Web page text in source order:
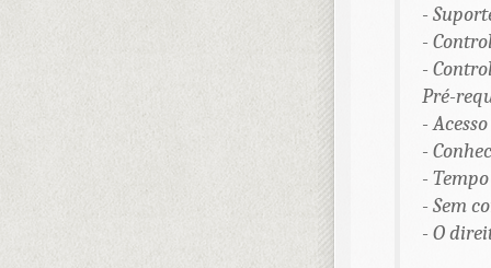
-
-
-
Pré-
-
-
-
- Sem
- O